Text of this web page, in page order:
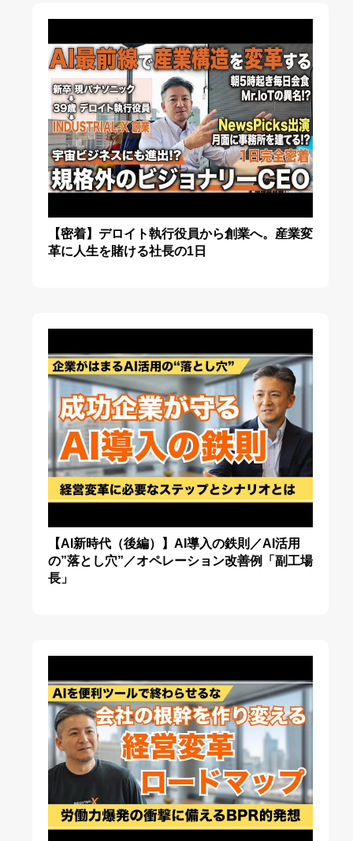
【密着】デロイト執行役員から創業へ。産業変
革に人生を賭ける社長の1日
【AI新時代（後編）】AI導入の鉄則／AI活用
の”落とし穴”／オペレーション改善例「副工場
長」